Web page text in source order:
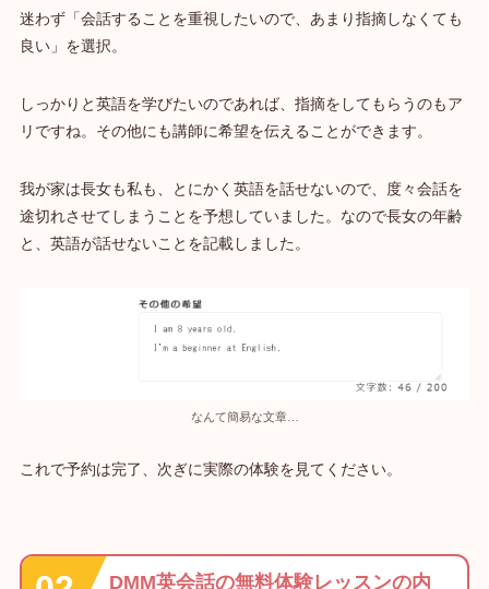
迷わず「会話することを重視したいので、あまり指摘しなくても
良い」を選択。
しっかりと英語を学びたいのであれば、指摘をしてもらうのもア
リですね。その他にも講師に希望を伝えることができます。
我が家は長女も私も、とにかく英語を話せないので、度々会話を
途切れさせてしまうことを予想していました。なので長女の年齢
と、英語が話せないことを記載しました。
なんて簡易な文章…
これで予約は完了、次ぎに実際の体験を見てください。
DMM英会話の無料体験レッスンの内